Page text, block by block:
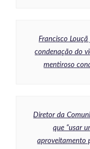
Francisco
condenação do
mentiroso
Diretor da
que “usar
aproveitamento